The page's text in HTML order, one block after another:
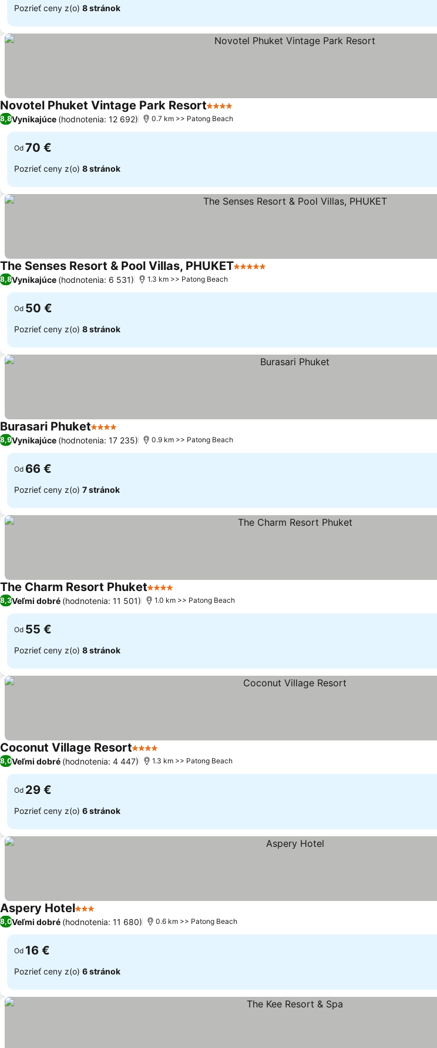
Pozrieť ceny z(o) 8 stránok
Novotel Phuket Vintage Park Resort4 Počet hviezdičiek
8,8Vynikajúce (hodnotenia: 12 692) 0.7 km >> Patong Beach
Od 70 €
Pozrieť ceny z(o) 8 stránok
The Senses Resort & Pool Villas, PHUKET5 Počet hviezdičiek
8,8Vynikajúce (hodnotenia: 6 531) 1.3 km >> Patong Beach
Od 50 €
Pozrieť ceny z(o) 8 stránok
Burasari Phuket4 Počet hviezdičiek
8,9Vynikajúce (hodnotenia: 17 235) 0.9 km >> Patong Beach
Od 66 €
Pozrieť ceny z(o) 7 stránok
The Charm Resort Phuket4 Počet hviezdičiek
8,3Veľmi dobré (hodnotenia: 11 501) 1.0 km >> Patong Beach
Od 55 €
Pozrieť ceny z(o) 8 stránok
Coconut Village Resort4 Počet hviezdičiek
8,0Veľmi dobré (hodnotenia: 4 447) 1.3 km >> Patong Beach
Od 29 €
Pozrieť ceny z(o) 6 stránok
Aspery Hotel3 Počet hviezdičiek
8,0Veľmi dobré (hodnotenia: 11 680) 0.6 km >> Patong Beach
Od 16 €
Pozrieť ceny z(o) 6 stránok